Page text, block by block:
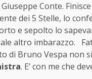
Conte.
dei 5 Stelle, lo
e sepolto lo
altro imbarazzo.
Bruno Vespa non
. E’ con me che